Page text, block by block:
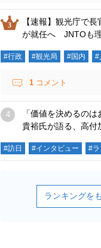
【速報】観光庁で
が就任へ JNTOも
#行政 #観光局 #国内 #
1 コメント
「価値を決めるの
貴裕氏が語る、高付
#訪日 #インタビュー #ラ